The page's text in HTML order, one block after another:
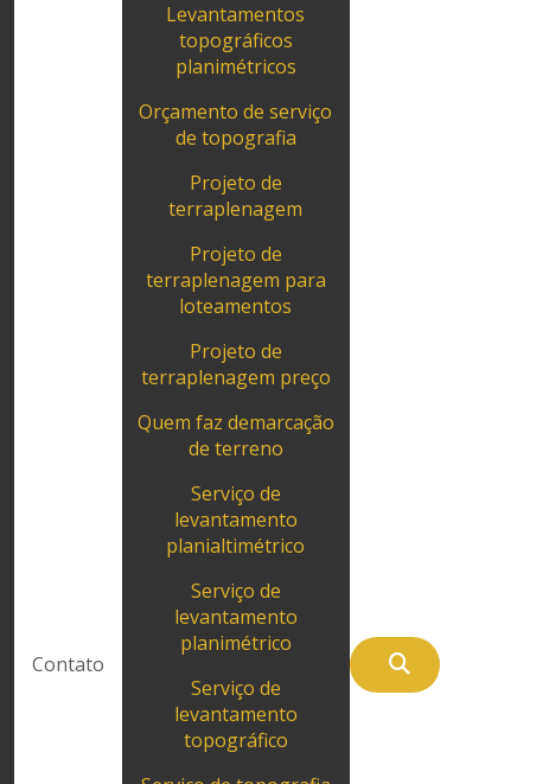
Contato
Levantamentos
topográficos
planimétricos
Orçamento de serviço
de topografia
Projeto de
terraplenagem
Projeto de
terraplenagem para
loteamentos
Projeto de
terraplenagem preço
Quem faz demarcação
de terreno
Serviço de
levantamento
planialtimétrico
Serviço de
levantamento
planimétrico
Serviço de
levantamento
topográfico